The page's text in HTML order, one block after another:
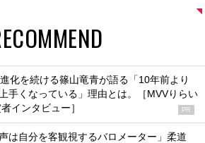
化を続ける篠山竜青が語る「10年前より
手くなっている」理由とは。［MVVりらい
インタビュー］
PR
声は自分を客観視するバロメーター」柔道